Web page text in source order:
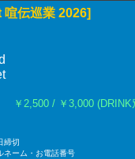
喧伝巡業 2026]
2,500 / ￥3,000 (DRINK
締切
ネーム・お電話番号